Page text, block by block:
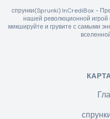
спрунки(Sprunki) InCrediBox -
нашей революционной игрой
микшируйте и грувите с самыми